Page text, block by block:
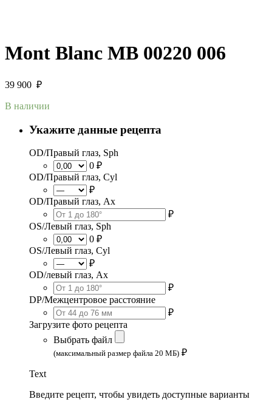
Mont Blanc MB 00220 006
39 900 ₽
В наличии
Укажите данные рецепта
OD/Правый глаз, Sph
0 ₽
OD/Правый глаз, Cyl
₽
OD/Правый глаз, Ax
₽
OS/Левый глаз, Sph
0 ₽
OS/Левый глаз, Cyl
₽
OD/левый глаз, Ax
₽
DP/Межцентровое расстояние
₽
Загрузите фото рецепта
Выбрать файл
(максимальный размер файла 20 МБ) ₽
Text
Введите рецепт, чтобы увидеть доступные варианты